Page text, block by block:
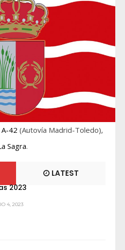
A-42 (Autovía Madrid-Toledo),
Sagra.
LATEST
2023
4, 2023